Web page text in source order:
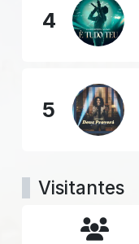
4
5
Visitantes